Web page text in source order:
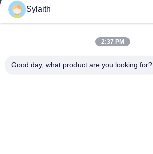
Ürünler
VİDEOLAR
Fabrika Turu
Sylaith
2:37 PM
Good day, what product are you looking for?